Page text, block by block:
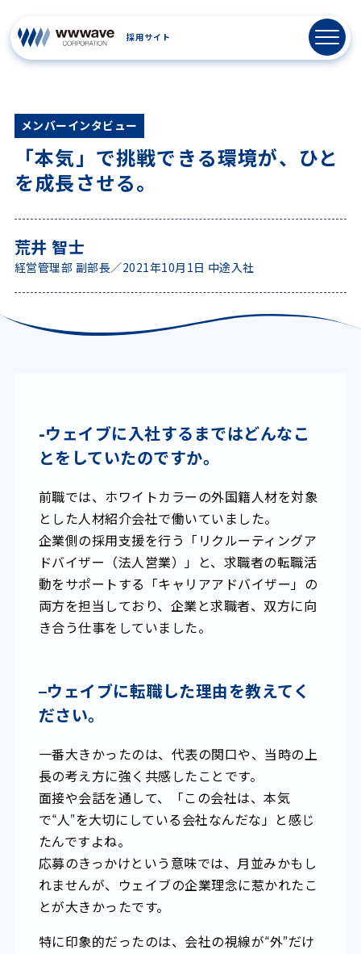
メンバーインタビュー
「本気」で挑戦できる環境が、ひと
を成長させる。
荒井 智士
経営管理部 副部長／2021年10月1日 中途入社
-ウェイ ブに入社するまではどんなこ
とをしていたのですか。
前職では、ホワイトカラーの外国籍人材を対象
とした人材紹介会社で働いていました。
企業側の採用支援を行う「リクルーティングア
ドバイザー（法人営業）」と、求職者の転職活
動をサポートする「キャリアアドバイザー」の
両方を担当しており、企業と求職者、双方に向
き合う仕事をしていました。
–ウェイブに転職した理由を教えてく
ださい。
一番大きかったのは、代表の関口や、当時の上
長の考え方に強く共感したことです。
面接や会話を通して、「この会社は、本気
で“人”を大切にしている会社なんだな」と感じ
たんですよね。
応募のきっかけという意味では、月並みかもし
れませんが、ウェイブの企業理念に惹かれたこ
とが大きかったです。
特に印象的だったのは、会社の視線が“外”だけ